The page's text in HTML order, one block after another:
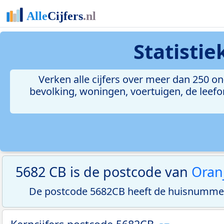
Verken alle cijfers over meer dan 250
bevolking, woningen, voertuigen, de
5682 CB is de postcode van
De postcode 5682CB heeft de